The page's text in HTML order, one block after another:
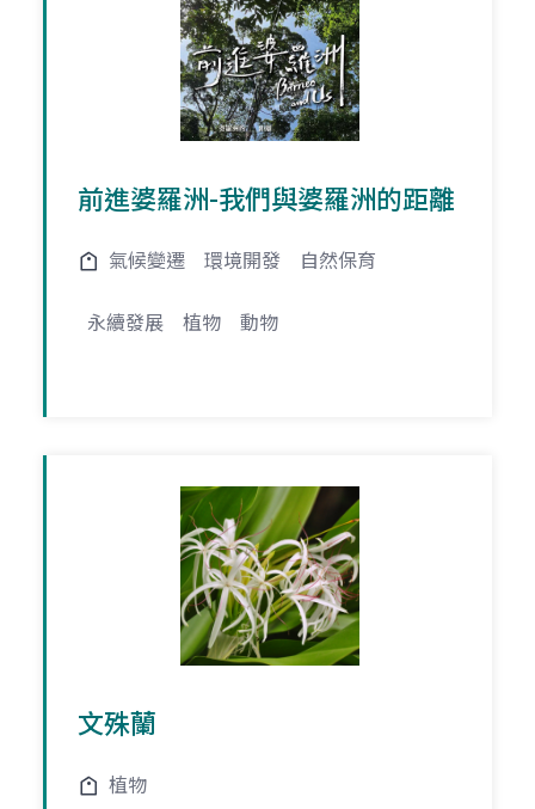
前進婆羅洲-我們與婆羅洲的距離
氣候變遷 環境開發 自然保育
永續發展 植物 動物
文殊蘭
植物